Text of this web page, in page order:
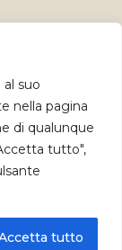
suo
nella pagina
di qualunque
tutto",
tutto
d'Arte